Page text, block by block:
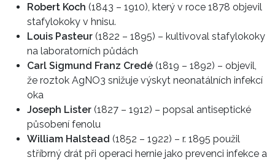
Robert Koch (1843 – 1910), který v roce 1878 objevil
stafylokoky v hnisu.
Louis Pasteur (1822 – 1895) – kultivoval stafylokoky
na laboratorních půdách
Carl Sigmund Franz Credé (1819 – 1892) – objevil,
že roztok AgNO3 snižuje výskyt neonatálních infekcí
oka
Joseph Lister (1827 – 1912) – popsal antiseptické
působení fenolu
William Halstead (1852 – 1922) – r. 1895 použil
stříbrný drát při operaci hernie jako prevenci infekce a